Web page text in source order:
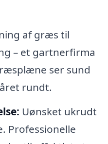
af græs til
– et gartnerfirma
ser sund
rundt.
Uønsket ukrudt
Professionelle